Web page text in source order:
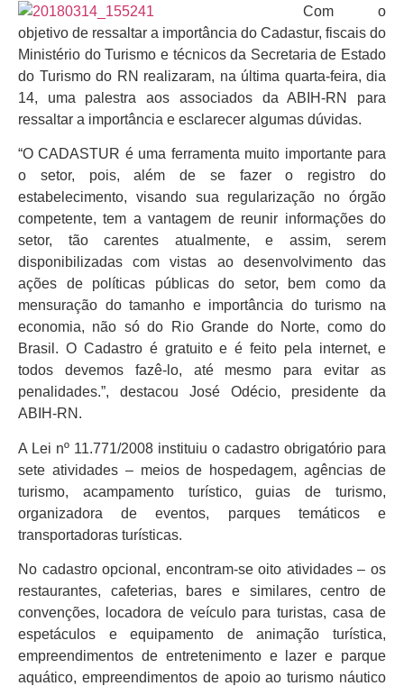
Com o
objetivo de ressaltar a importância do Cadastur, fiscais do
Ministério do Turismo e técnicos da Secretaria de Estado
do Turismo do RN realizaram, na última quarta-feira, dia
14, uma palestra aos associados da ABIH-RN para
ressaltar a importância e esclarecer algumas dúvidas.
“O CADASTUR é uma ferramenta muito importante para
o setor, pois, além de se fazer o registro do
estabelecimento, visando sua regularização no órgão
competente, tem a vantagem de reunir informações do
setor, tão carentes atualmente, e assim, serem
disponibilizadas com vistas ao desenvolvimento das
ações de políticas públicas do setor, bem como da
mensuração do tamanho e importância do turismo na
economia, não só do Rio Grande do Norte, como do
Brasil. O Cadastro é gratuito e é feito pela internet, e
todos devemos fazê-lo, até mesmo para evitar as
penalidades.”, destacou José Odécio, presidente da
ABIH-RN.
A Lei nº 11.771/2008 instituiu o cadastro obrigatório para
sete atividades – meios de hospedagem, agências de
turismo, acampamento turístico, guias de turismo,
organizadora de eventos, parques temáticos e
transportadoras turísticas.
No cadastro opcional, encontram-se oito atividades – os
restaurantes, cafeterias, bares e similares, centro de
convenções, locadora de veículo para turistas, casa de
espetáculos e equipamento de animação turística,
empreendimentos de entretenimento e lazer e parque
aquático, empreendimentos de apoio ao turismo náutico